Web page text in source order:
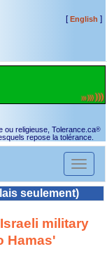
[English ]
ou religieuse, Tolerance.ca®
repose la tolérance.
Toggle
seulement)
military
Hamas'